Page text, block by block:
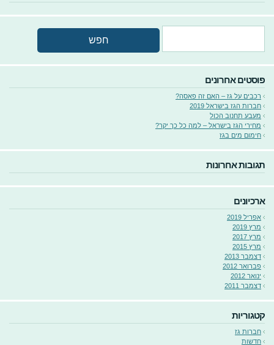
פוסטים אחרונים
רכבים על גז – האם זה פאסה?
חברות הגז בישראל 2019
מעבע תחנוב הכול
מחירי הגז בישראל – למה כל כך יקר?
חימום מים בגז
תגובות אחרונות
ארכיונים
אפריל 2019
מרץ 2019
מרץ 2017
מרץ 2015
דצמבר 2013
פברואר 2012
ינואר 2012
דצמבר 2011
קטגוריות
חברות גז
חדשות